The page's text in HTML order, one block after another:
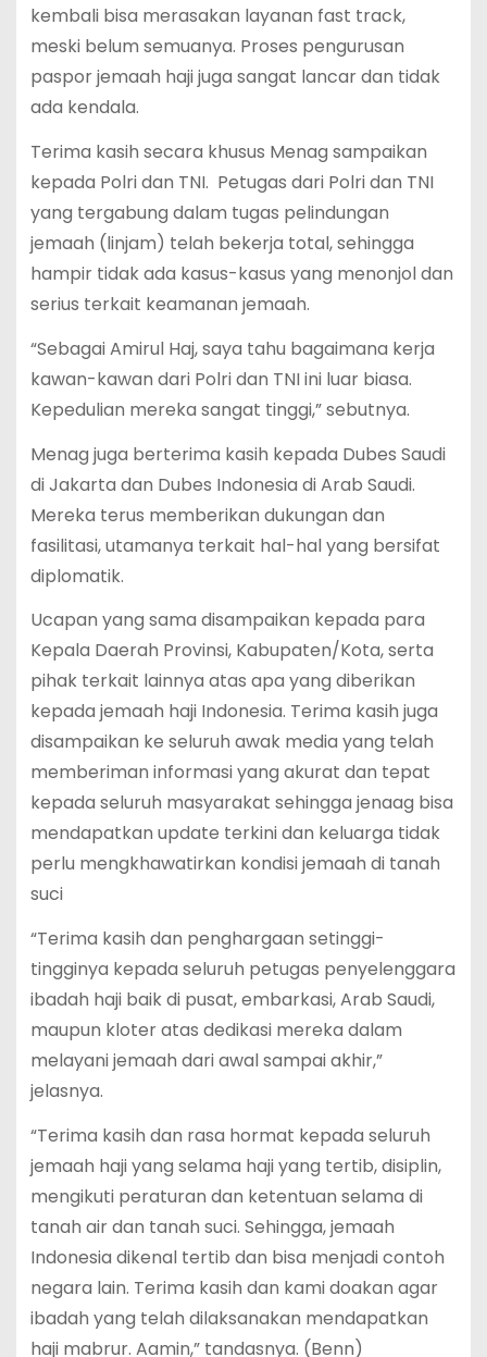
kembali bisa merasakan layanan fast track,
meski belum semuanya. Proses pengurusan
paspor jemaah haji juga sangat lancar dan tidak
ada kendala.
Terima kasih secara khusus Menag sampaikan
kepada Polri dan TNI. Petugas dari Polri dan TNI
yang tergabung dalam tugas pelindungan
jemaah (linjam) telah bekerja total, sehingga
hampir tidak ada kasus-kasus yang menonjol dan
serius terkait keamanan jemaah.
“Sebagai Amirul Haj, saya tahu bagaimana kerja
kawan-kawan dari Polri dan TNI ini luar biasa.
Kepedulian mereka sangat tinggi,” sebutnya.
Menag juga berterima kasih kepada Dubes Saudi
di Jakarta dan Dubes Indonesia di Arab Saudi.
Mereka terus memberikan dukungan dan
fasilitasi, utamanya terkait hal-hal yang bersifat
diplomatik.
Ucapan yang sama disampaikan kepada para
Kepala Daerah Provinsi, Kabupaten/Kota, serta
pihak terkait lainnya atas apa yang diberikan
kepada jemaah haji Indonesia. Terima kasih juga
disampaikan ke seluruh awak media yang telah
memberiman informasi yang akurat dan tepat
kepada seluruh masyarakat sehingga jenaag bisa
mendapatkan update terkini dan keluarga tidak
perlu mengkhawatirkan kondisi jemaah di tanah
suci
“Terima kasih dan penghargaan setinggi-
tingginya kepada seluruh petugas penyelenggara
ibadah haji baik di pusat, embarkasi, Arab Saudi,
maupun kloter atas dedikasi mereka dalam
melayani jemaah dari awal sampai akhir,”
jelasnya.
“Terima kasih dan rasa hormat kepada seluruh
jemaah haji yang selama haji yang tertib, disiplin,
mengikuti peraturan dan ketentuan selama di
tanah air dan tanah suci. Sehingga, jemaah
Indonesia dikenal tertib dan bisa menjadi contoh
negara lain. Terima kasih dan kami doakan agar
ibadah yang telah dilaksanakan mendapatkan
haji mabrur. Aamin,” tandasnya. (Benn)